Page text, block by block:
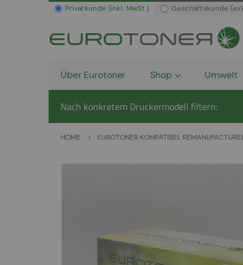
Privatkunde (inkl. MwSt.) Geschäftskunde
Über Eurotoner Shop Umwelt
Nach konkretem Druckermodell filtern:
HOME EUROTONER KOMPATIBEL